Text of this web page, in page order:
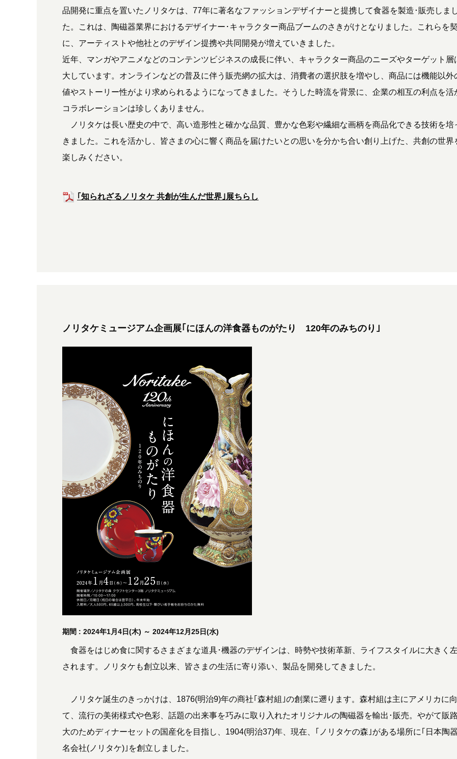
品開発に重点を置いたノリタケは、77年に著名なファッションデザイナーと提携して食器を製造･販売しま
た。これは、陶磁器業界におけるデザイナー･キャラクター商品ブームのさきがけとなりました。これらを
に、アーティストや他社とのデザイン提携や共同開発が増えていきました。
近年、マンガやアニメなどのコンテンツビジネスの成長に伴い、キャラクター商品のニーズやターゲット層
大しています。オンラインなどの普及に伴う販売網の拡大は、消費者の選択肢を増やし、商品には機能以外
値やストーリー性がより求められるようになってきました。そうした時流を背景に、企業の相互の利点を活
コラボレーションは珍しくありません。
ノリタケは長い歴史の中で、高い造形性と確かな品質、豊かな色彩や繊細な画柄を商品化できる技術を培
きました。これを活かし、皆さまの心に響く商品を届けたいとの思いを分かち合い創り上げた、共創の世界
楽しみください。
｢知られざるノリタケ 共創が生んだ世界｣展ちらし
ノリタケミュージアム企画展｢にほんの洋食器ものがたり 120年のみちのり｣
期間 : 2024年1月4日(木) ～ 2024年12月25日(水)
食器をはじめ食に関するさまざまな道具･機器のデザインは、時勢や技術革新、ライフスタイルに大きく
されます。ノリタケも創立以来、皆さまの生活に寄り添い、製品を開発してきました。
ノリタケ誕生のきっかけは、1876(明治9)年の商社｢森村組｣の創業に遡ります。森村組は主にアメリカに
て、流行の美術様式や色彩、話題の出来事を巧みに取り入れたオリジナルの陶磁器を輸出･販売。やがて販
大のためディナーセットの国産化を目指し、1904(明治37)年、現在、｢ノリタケの森｣がある場所に｢日本陶
名会社(ノリタケ)｣を創立しました。